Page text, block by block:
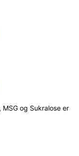
og Sukralose er